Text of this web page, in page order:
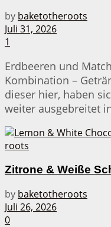
by baketotheroots
Juli 31, 2026
1
Erdbeeren und
Kombination –
dieser hier, haben
weiter ausgebreitet
Zitrone & Weiße
by baketotheroots
Juli 26, 2026
0